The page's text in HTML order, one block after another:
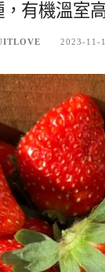
有機溫室
2023-11-